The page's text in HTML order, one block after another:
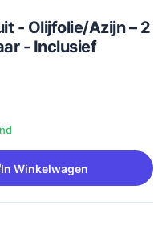
- Olijfolie/Azijn – 2
- Inclusief
In Winkelwagen